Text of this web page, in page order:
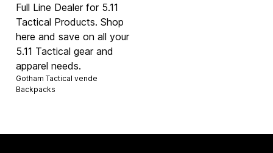
Full Line Dealer for 5.11
Tactical Products. Shop
here and save on all your
5.11 Tactical gear and
apparel needs.
Gotham Tactical vende
Backpacks